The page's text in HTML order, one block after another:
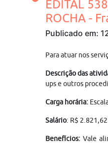
EDITAL
ROCHA -
Publicado em:
Para atuar nos
Descrição das
ups e outros
Carga horária:
Salário: R$
Benefícios:Vale